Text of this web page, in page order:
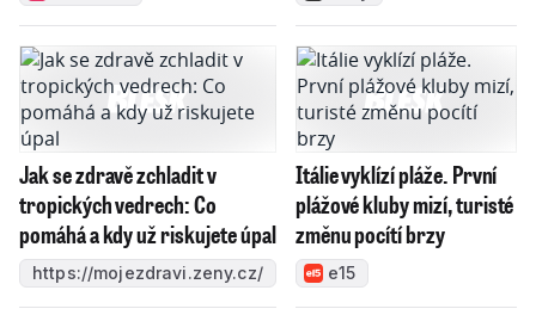
Jak se zdravě zchladit v
tropických vedrech: Co
pomáhá a kdy už riskujete úpal
https://mojezdravi.zeny.cz/
Itálie vyklízí pláže. První
plážové kluby mizí, turisté
změnu pocítí brzy
e15